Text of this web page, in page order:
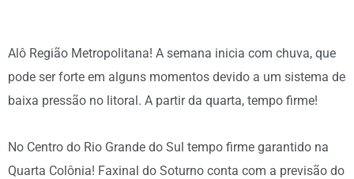
Alô Região Metropolitana! A semana inicia com chuva, que
pode ser forte em alguns momentos devido a um sistema de
baixa pressão no litoral. A partir da quarta, tempo firme!
No Centro do Rio Grande do Sul tempo firme garantido na
Quarta Colônia! Faxinal do Soturno conta com a previsão do